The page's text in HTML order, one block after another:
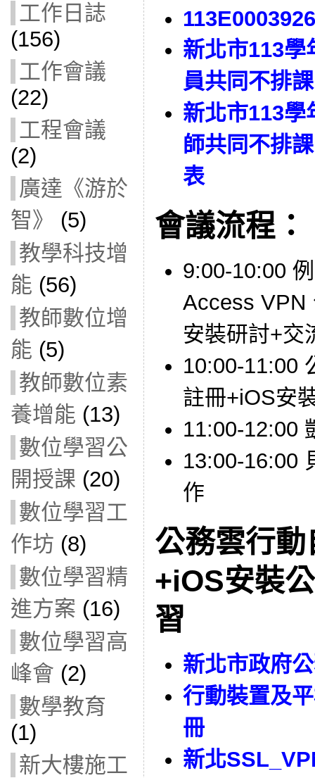
工作日誌
(156)
工作會議
(22)
工程會議
(2)
廣達《游於
智》
(5)
教學科技增
能 (56)
教師數位增
能 (5)
教師數位素
養增能 (13)
數位學習公
開授課 (20)
數位學習工
作坊 (8)
數位學習精
進方案 (16)
數位學習高
峰會 (2)
數學教育
(1)
新大樓施工
113E0003926
新北市113學
員共同不排
新北市113學
師共同不排
表
會議流程：
9:00-10:00
Access VPN
安裝研討+交
10:00-11:00
註冊+iOS安
11:00-12:00
13:00-16:00
作
公務雲行
+iOS安裝
習
新北市政府
行動裝置及
冊
新北